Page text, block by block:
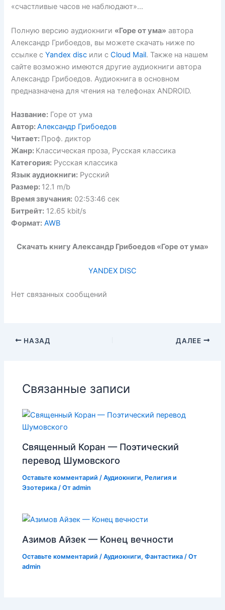
«счастливые часов не наблюдают»…
Полную версию аудиокниги «Горе от ума» автора
Александр Грибоедов, вы можете скачать ниже по
ссылке сYandex disc или сCloud Mail. Также на нашем
сайте возможно имеются другие аудиокниги автора
Александр Грибоедов. Аудиокнига в основном
предназначена для чтения на телефонах ANDROID.
Название: Горе от ума
Автор:Александр Грибоедов
Читает: Проф. диктор
Жанр: Классическая проза, Русская классика
Категория: Русская классика
Язык аудиокниги: Русский
Размер: 12.1 m/b
Время звучания: 02:53:46 сек
Битрейт: 12.65 kbit/s
Формат: AWB
Скачать книгу Александр Грибоедов «Горе от ума»
YANDEX DISC
Нет связанных сообщений
НАЗАД ДАЛЕЕ
Связанные записи
Священный Коран — Поэтический
перевод Шумовского
Оставьте комментарий /Аудиокниги, Религия и
Эзотерика / Отadmin
Азимов Айзек — Конец вечности
Оставьте комментарий /Аудиокниги,Фантастика / От
admin